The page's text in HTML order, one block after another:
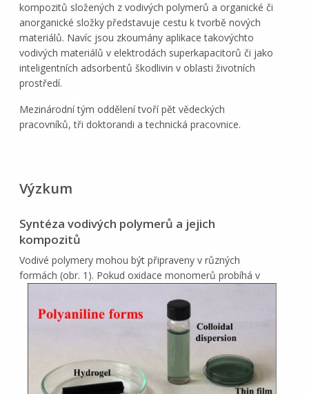
kompozitů složených z vodivých polymerů a organické či
anorganické složky představuje cestu k tvorbě nových
materiálů. Navíc jsou zkoumány aplikace takovýchto
vodivých materiálů v elektrodách superkapacitorů či jako
inteligentních adsorbentů škodlivin v oblasti životních
prostředí.
Mezinárodní tým oddělení tvoří pět vědeckých
pracovníků, tři doktorandi a technická pracovnice.
Výzkum
Syntéza vodivých polymerů a jejich
kompozitů
Vodivé polymery mohou být připraveny v různých
formách (obr. 1). Pokud oxidace monomerů probíhá v